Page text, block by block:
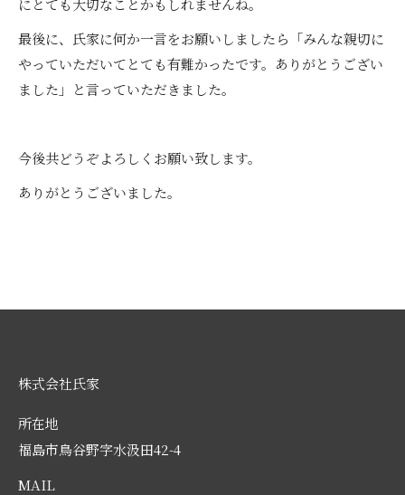
にとても大切なことかもしれませんね。
最後に、氏家に何か一言をお願いしましたら「みんな親切に
やっていただいてとても有難かったです。ありがとうござい
ました」と言っていただきました。
今後共どうぞよろしくお願い致します。
ありがとうございました。
株式会社氏家
所在地
福島市鳥谷野字水汲田42-4
MAIL